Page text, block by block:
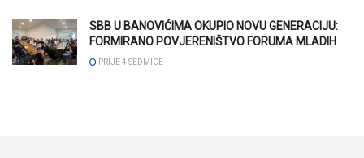
SBB U BANOVIĆIMA OKUPIO NOVU GENERACIJU:
FORMIRANO POVJERENIŠTVO FORUMA MLADIH
PRIJE 4 SEDMICE